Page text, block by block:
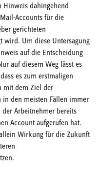
Hinweis dahingehend
Accounts für die
gerichteten
wird. Um diese Untersagung
auf die Entscheidung
auf diesem Weg lässt es
es zum erstmaligen
mit dem Ziel der
in den meisten Fällen immer
Arbeitnehmer bereits
Account aufgerufen hat.
Wirkung für die Zukunft